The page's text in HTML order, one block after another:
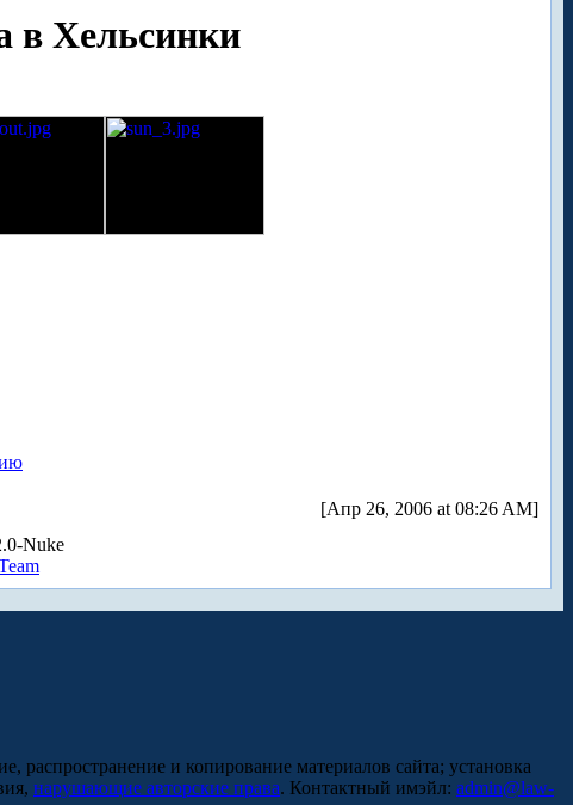
в Хельсинки
[Апр 26, 2006 at 08:26 AM]
Nuke
распространение и копирование материалов сайта; установка
нарушающие авторские права. Контактный имэйл: admin@law-